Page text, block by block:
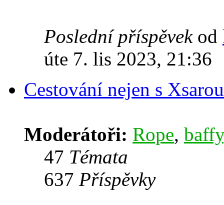
Poslední příspěvekod
úte 7. lis 2023, 21:36
Cestování nejen s Xsarou
Moderátoři: Rope, baffy
47 Témata
637 Příspěvky